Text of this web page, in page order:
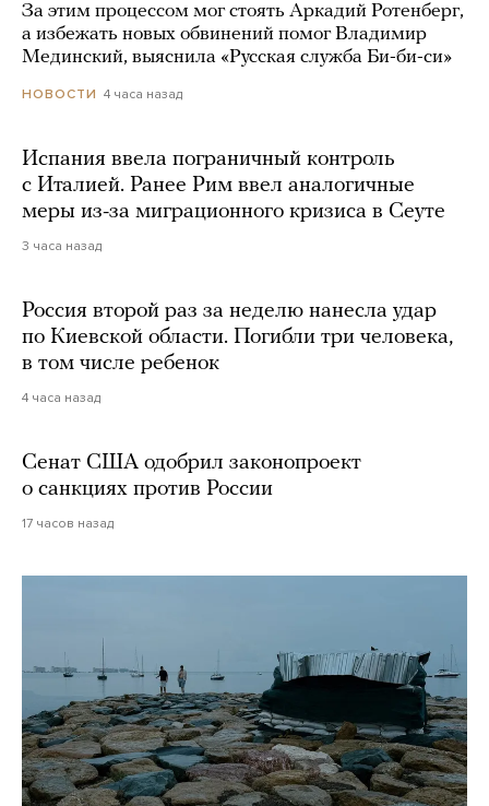
За этим процессом мог стоять Аркадий Ротенберг,
а избежать новых обвинений помог Владимир
Мединский, выяснила «Русская служба Би-би-си»
НОВОСТИ 4 часа назад
Испания ввела пограничный контроль
с Италией. Ранее Рим ввел аналогичные
меры из-за миграционного кризиса в Сеуте
3 часа назад
Россия второй раз за неделю нанесла удар
по Киевской области. Погибли три человека,
в том числе ребенок
4 часа назад
Сенат США одобрил законопроект
о санкциях против России
17 часов назад